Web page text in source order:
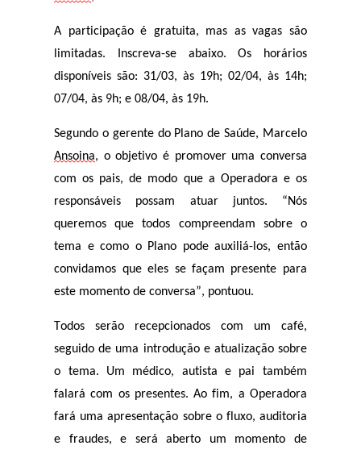
A participação é gratuita, mas as vagas são
limitadas. Inscreva-se abaixo. Os horários
disponíveis são: 31/03, às 19h; 02/04, às 14h;
07/04, às 9h; e 08/04, às 19h.
Segundo o gerente do Plano de Saúde, Marcelo
Ansoina, o objetivo é promover uma conversa
com os pais, de modo que a Operadora e os
responsáveis possam atuar juntos. “Nós
queremos que todos compreendam sobre o
tema e como o Plano pode auxiliá-los, então
convidamos que eles se façam presente para
este momento de conversa”, pontuou.
Todos serão recepcionados com um café,
seguido de uma introdução e atualização sobre
o tema. Um médico, autista e pai também
falará com os presentes. Ao fim, a Operadora
fará uma apresentação sobre o fluxo, auditoria
e fraudes, e será aberto um momento de